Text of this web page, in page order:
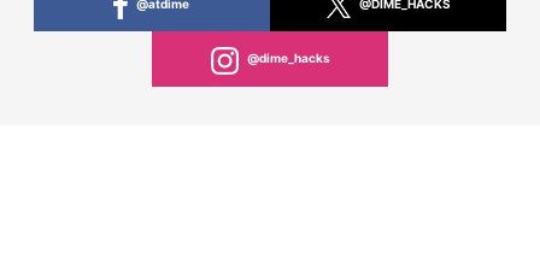
@atdime @DIME_HACKS
@dime_hacks